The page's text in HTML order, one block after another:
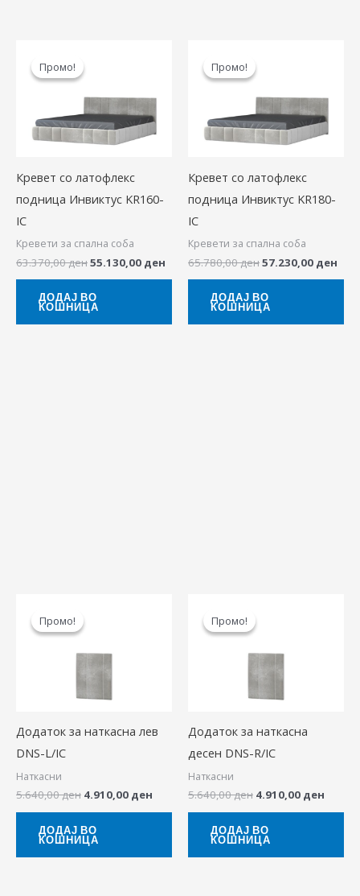
Промо!
Промо!
Кревет со латофлекс
подница Инвиктус KR160-
IC
Кревети за спална соба
63.370,00ден55.130,00 ден
55.130,00 ден.
ДОДАЈ ВО
КОШНИЦА
Промо!
Промо!
Кревет со латофлекс
подница Инвиктус KR180-
IC
Кревети за спална соба
65.780,00ден57.230,00 ден
ДОДАЈ ВО
КОШНИЦА
Промо!
Промо!
Додаток за наткасна лев
DNS-L/IC
Наткасни
5.640,00ден
was:
4.910,00 ден
4.910,00 ден.
ДОДАЈ ВО
КОШНИЦА
Промо!
Промо!
Додаток за наткасна
десен DNS-R/IC
Наткасни
5.640,00ден
was:
4.910,00 ден
ДОДАЈ ВО
КОШНИЦА